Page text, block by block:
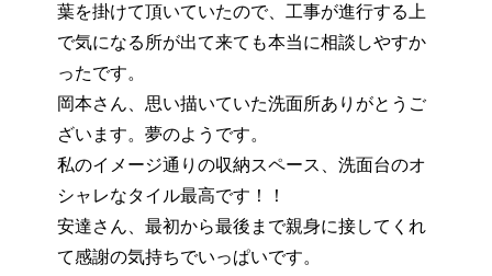
葉を掛けて頂いていたので、工事が進行する上
で気になる所が出て来ても本当に相談しやすか
ったです。
岡本さん、思い描いていた洗面所ありがとうご
ざいます。夢のようです。
私のイメージ通りの収納スペース、洗面台のオ
シャレなタイル最高です！！
安達さん、最初から最後まで親身に接してくれ
て感謝の気持ちでいっぱいです。